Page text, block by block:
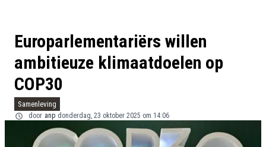
Europarlementariërs willen
ambitieuze klimaatdoelen op
COP30
Samenleving
door anp donderdag, 23 oktober 2025 om 14:06